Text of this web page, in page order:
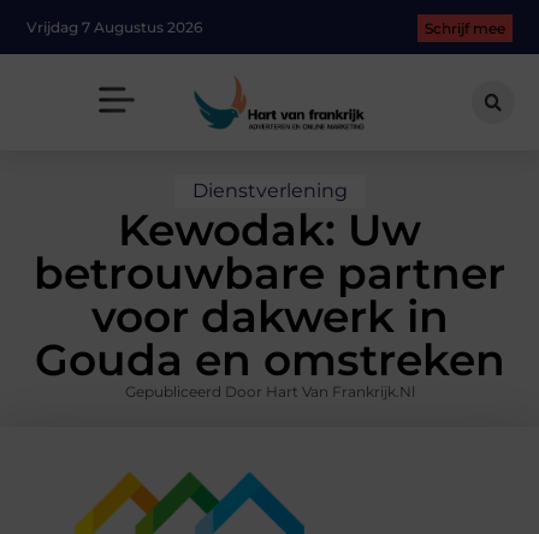
Vrijdag 7 Augustus 2026 Schrijf mee
Dienstverlening
Kewodak: Uw
betrouwbare partner
voor dakwerk in
Gouda en omstreken
Gepubliceerd Door Hart Van Frankrijk.nl